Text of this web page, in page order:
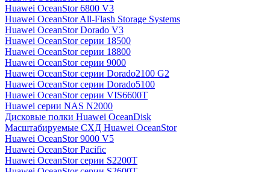
Huawei OceanStor 6800 V3
Huawei OceanStor All-Flash Storage Systems
Huawei OceanStor Dorado V3
Huawei OceanStor серии 18500
Huawei OceanStor серии 18800
Huawei OceanStor серии 9000
Huawei OceanStor серии Dorado2100 G2
Huawei OceanStor серии Dorado5100
Huawei OceanStor серии VIS6600T
Huawei серии NAS N2000
Дисковые полки Huawei OceanDisk
Масштабируемые СХД Huawei OceanStor
Huawei OceanStor 9000 V5
Huawei OceanStor Pacific
Huawei OceanStor серии S2200T